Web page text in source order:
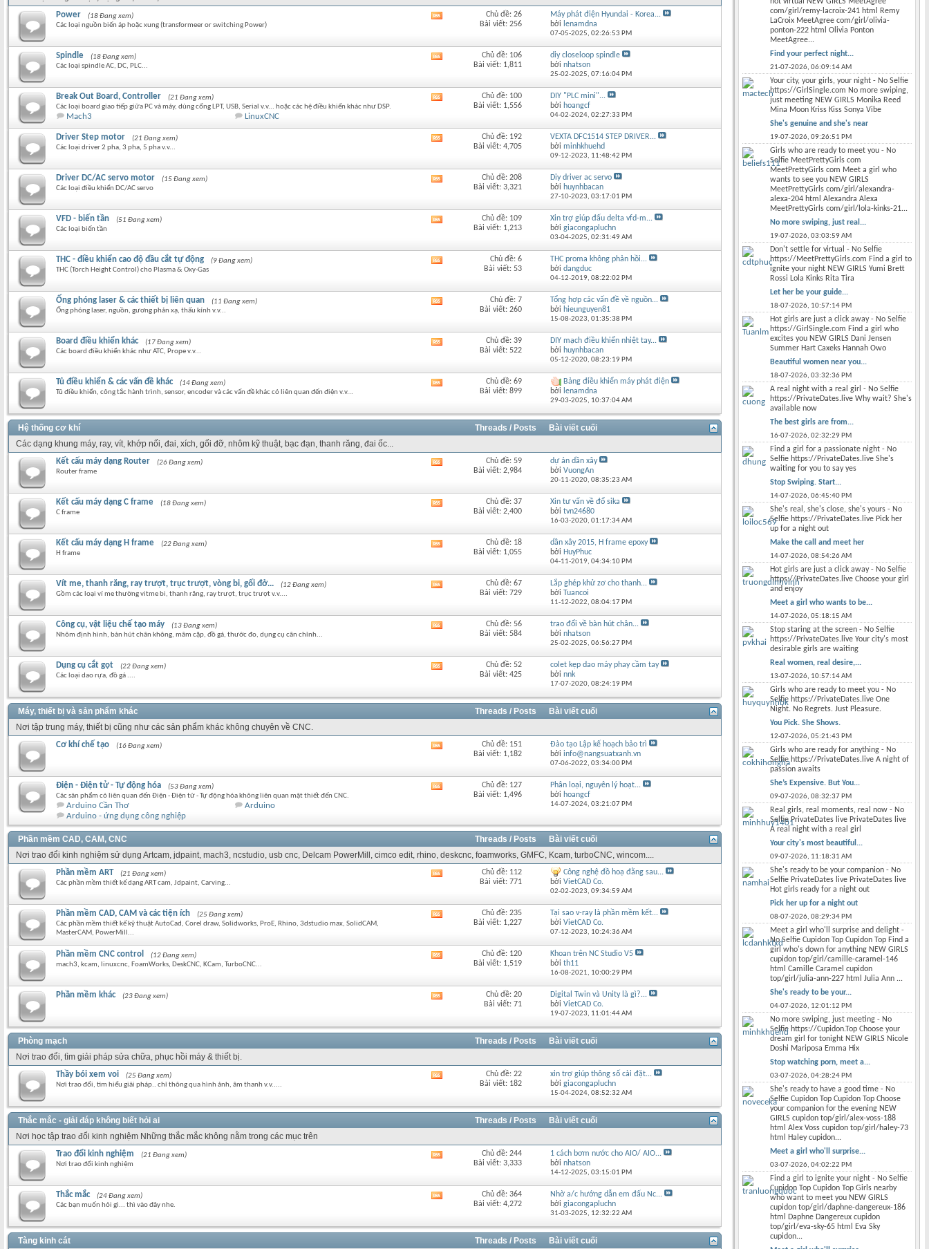
Power
(18 Đang xem)
Các loại nguồn biến áp hoặc xung (transformeer or switching Power)
diễn
Chủ đề: 26
Bài viết: 256
Máy phát điện Hyundai - Korea...
bởi lenamdna
07-05-2025, 02:26:53 PM
Spindle
(18 Đang xem)
Các loại spindle AC, DC, PLC...
diễn
Chủ đề: 106
Bài viết: 1,811
diy closeloop spindle
bởi nhatson
25-02-2025, 07:16:04 PM
Break Out Board, Controller
(21 Đang xem)
Các loại board giao tiếp giữa PC và máy, dùng cổng LPT, USB, Serial v.v... hoặc các hệ điều khiển khác như DSP.
Mach3 LinuxCNC
diễn
Chủ đề: 100
Bài viết: 1,556
DIY "PLC mini"...
bởi hoangcf
04-02-2024, 02:27:33 PM
Driver Step motor
(21 Đang xem)
Các loại driver 2 pha, 3 pha, 5 pha v.v...
diễn
Chủ đề: 192
Bài viết: 4,705
VEXTA DFC1514 STEP DRIVER...
bởi minhkhuehd
09-12-2023, 11:48:42 PM
Driver DC/AC servo motor
(15 Đang xem)
Các loại điều khiển DC/AC servo
diễn
Chủ đề: 208
Bài viết: 3,321
Diy driver ac servo
bởi huynhbacan
27-10-2023, 03:17:01 PM
VFD - biến tần
(51 Đang xem)
Các loại biến tần
diễn
Chủ đề: 109
Bài viết: 1,213
Xin trợ giúp đấu delta vfd-m...
bởi giacongapluchn
03-04-2025, 02:31:49 AM
THC - điều khiển cao độ đầu cắt tự động
(9 Đang xem)
THC (Torch Height Control) cho Plasma & Oxy-Gas
diễn
Chủ đề: 6
Bài viết: 53
THC proma không phản hồi...
bởi dangduc
04-12-2019, 08:22:02 PM
Ống phóng laser & các thiết bị liên quan
(11 Đang xem)
Ống phóng laser, nguồn, gương phản xạ, thấu kính v.v...
diễn
Chủ đề: 7
Bài viết: 260
Tổng hợp các vấn đề về nguồn...
bởi hieunguyen81
15-08-2023, 01:35:38 PM
Board điều khiển khác
(17 Đang xem)
Các board điều khiển khác như ATC, Prope v.v...
diễn
Chủ đề: 39
Bài viết: 522
DIY mạch điều khiển nhiệt tay...
bởi huynhbacan
05-12-2020, 08:23:19 PM
Tủ điều khiển & các vấn đề khác
(14 Đang xem)
Tủ điều khiển, công tắc hành trình, sensor, encoder và các vấn đề khác có liên quan đến điện v.v...
diễn
này
Chủ đề: 69
Bài viết: 899
Bảng điều khiển máy phát điện
bởi lenamdna
29-03-2025, 10:37:04 AM
Hệ thống cơ khí Threads / Posts
Bài viết cuối
Các dạng khung máy, ray, vít, khớp nối, đai, xích, gối đỡ, nhôm kỹ thuật, bạc đạn, thanh răng, đai ốc...
Kết cấu máy dạng Router
(26 Đang xem)
Router frame
diễn
Chủ đề: 59
Bài viết: 2,984
dự án dần xây
bởi VuongAn
20-11-2020, 08:35:23 AM
Kết cấu máy dạng C frame
(18 Đang xem)
C frame
diễn
Chủ đề: 37
Bài viết: 2,400
Xin tư vấn về đổ sika
bởi tvn24680
16-03-2020, 01:17:34 AM
Kết cấu máy dạng H frame
(22 Đang xem)
H frame
diễn
Chủ đề: 18
Bài viết: 1,055
dần xây 2015, H frame epoxy
bởi HuyPhuc
04-11-2019, 04:34:10 PM
Vít me, thanh răng, ray trượt, trục trượt, vòng bi, gối đở...
(12 Đang xem)
Gồm các loại ví me thường vitme bi, thanh răng, ray trượt, trục trượt v.v....
diễn
Chủ đề: 67
Bài viết: 729
Lắp ghép khử zơ cho thanh...
bởi Tuancoi
11-12-2022, 08:04:17 PM
Công cụ, vật liệu chế tạo máy
(13 Đang xem)
Nhôm định hình, bàn hút chân không, mâm cặp, đồ gá, thước đo, dụng cụ cân chỉnh...
diễn
Chủ đề: 56
Bài viết: 584
trao đổi về bàn hút chân...
bởi nhatson
25-02-2025, 06:56:27 PM
Dụng cụ cắt gọt
(22 Đang xem)
Các loại dao rựa, đồ gá ....
diễn
này
Chủ đề: 52
Bài viết: 425
colet kẹp dao máy phay cầm tay
bởi nnk
17-07-2020, 08:24:19 PM
Máy, thiết bị và sản phẩm khác Threads / Posts
Bài viết cuối
Nơi tập trung máy, thiết bị cũng như các sản phẩm khác không chuyên về CNC.
Cơ khí chế tạo (16 Đang xem)
diễn
Chủ đề: 151
Bài viết: 1,182
Đào tạo Lập kế hoạch bảo trì
bởi info@nangsuatxanh.vn
07-06-2022, 03:34:00 PM
Điện - Điện tử - Tự động hóa
(53 Đang xem)
Các sản phẩm có liên quan đến Điện - Điện tử - Tự động hóa không liên quan mật thiết đến CNC.
Arduino Cần Thơ
Arduino
Arduino - ứng dụng công nghiệp
đàn
Chủ đề: 127
Bài viết: 1,496
Phân loại, nguyên lý hoạt...
bởi hoangcf
14-07-2024, 03:21:07 PM
Phần mềm CAD, CAM, CNC Threads / Posts
Bài viết cuối
Nơi trao đổi kinh nghiệm sử dụng Artcam, jdpaint, mach3, ncstudio, usb cnc, Delcam PowerMill, cimco edit, rhino, deskcnc, foamworks, GMFC, Kcam, turboCNC, wincom....
Phần mềm ART
(21 Đang xem)
Các phần mềm thiết kế dạng ART cam, Jdpaint, Carving...
diễn
Chủ đề: 112
Bài viết: 771
Công nghệ đồ hoạ đằng sau...
bởi VietCAD Co.
02-02-2023, 09:34:59 AM
Phần mềm CAD, CAM và các tiện ích
(25 Đang xem)
Các phần mềm thiết kế kỹ thuật AutoCad, Corel draw, Solidworks, ProE, Rhino, 3dstudio max, SolidCAM,
MasterCAM, PowerMill...
diễn
Chủ đề: 235
Bài viết: 1,227
Tại sao v-ray là phần mềm kết...
bởi VietCAD Co.
07-12-2023, 10:24:36 AM
Phần mềm CNC control
(12 Đang xem)
mach3, kcam, linuxcnc, FoamWorks, DeskCNC, KCam, TurboCNC...
diễn
Chủ đề: 120
Bài viết: 1,519
Khoan trên NC Studio V5
bởi th11
16-08-2021, 10:00:29 PM
Phần mềm khác (23 Đang xem)
diễn
này
Chủ đề: 20
Bài viết: 71
Digital Twin và Unity là gì?...
bởi VietCAD Co.
19-07-2023, 11:01:44 AM
Phòng mạch Threads / Posts
Bài viết cuối
Nơi trao đổi, tìm giải pháp sửa chữa, phục hồi máy & thiết bị.
Thầy bói xem voi
(25 Đang xem)
Nơi trao đổi, tìm hiểu giải pháp.. chỉ thông qua hình ảnh, âm thanh v.v.....
diễn
này
Chủ đề: 22
Bài viết: 182
xin trợ giúp thông số cài đặt...
bởi giacongapluchn
15-04-2024, 08:52:32 AM
Thắc mắc - giải đáp không biết hỏi ai Threads / Posts
Bài viết cuối
Nơi học tập trao đổi kinh nghiệm Những thắc mắc không nằm trong các mục trên
Trao đổi kinh nghiệm
(21 Đang xem)
Nơi trao đổi kinh nghiệm
diễn
Chủ đề: 244
Bài viết: 3,333
1 cách bơm nước cho AIO/ AIO...
bởi nhatson
14-12-2025, 03:15:01 PM
Thắc mắc
(24 Đang xem)
Các bạn muốn hỏi gì... thì vào đây nhe.
diễn
Chủ đề: 364
Bài viết: 4,272
Nhờ a/c hướng dẫn em đấu Nc...
bởi giacongapluchn
31-03-2025, 12:32:22 AM
Tàng kinh cát Threads / Posts Bài viết cuối
com/girl/remy-lacroix-241 html Remy
LaCroix MeetAgree com/girl/olivia-
ponton-222 html Olivia Ponton
MeetAgree...
Find your perfect night...
21-07-2026, 06:09:14 AM
Your city, your girls, your night - No Selfie
https://GirlSingle.com No more swiping,
just meeting NEW GIRLS Monika Reed
Mina Moon Kriss Kiss Sonya Vibe
She's genuine and she's near
19-07-2026, 09:26:51 PM
Girls who are ready to meet you - No
Selfie MeetPrettyGirls com
MeetPrettyGirls com Meet a girl who
wants to see you NEW GIRLS
MeetPrettyGirls com/girl/alexandra-
alexa-204 html Alexandra Alexa
MeetPrettyGirls com/girl/lola-kinks-21...
No more swiping, just real...
19-07-2026, 03:03:59 AM
Don't settle for virtual - No Selfie
https://MeetPrettyGirls.com Find a girl to
ignite your night NEW GIRLS Yumi Brett
Rossi Lola Kinks Rita Tira
Let her be your guide...
18-07-2026, 10:57:14 PM
Hot girls are just a click away - No Selfie
https://GirlSingle.com Find a girl who
excites you NEW GIRLS Dani Jensen
Summer Hart Caxeks Hannah Owo
Beautiful women near you...
18-07-2026, 03:32:36 PM
A real night with a real girl - No Selfie
https://PrivateDates.live Why wait? She's
available now
The best girls are from...
16-07-2026, 02:32:29 PM
Find a girl for a passionate night - No
Selfie https://PrivateDates.live She's
waiting for you to say yes
Stop Swiping. Start...
14-07-2026, 06:45:40 PM
She's real, she's close, she's yours - No
Selfie https://PrivateDates.live Pick her
up for a night out
Make the call and meet her
14-07-2026, 08:54:26 AM
Hot girls are just a click away - No Selfie
https://PrivateDates.live Choose your girl
and enjoy
Meet a girl who wants to be...
14-07-2026, 05:18:15 AM
Stop staring at the screen - No Selfie
https://PrivateDates.live Your city's most
desirable girls are waiting
Real women, real desire,...
13-07-2026, 10:57:14 AM
Girls who are ready to meet you - No
Selfie https://PrivateDates.live One
Night. No Regrets. Just Pleasure.
You Pick. She Shows.
12-07-2026, 05:21:43 PM
Girls who are ready for anything - No
Selfie https://PrivateDates.live A night of
passion awaits
She’s Expensive. But You...
09-07-2026, 08:32:37 PM
Real girls, real moments, real now - No
Selfie PrivateDates live PrivateDates live
A real night with a real girl
Your city's most beautiful...
09-07-2026, 11:18:31 AM
She's ready to be your companion - No
Selfie PrivateDates live PrivateDates live
Hot girls ready for a night out
Pick her up for a night out
08-07-2026, 08:29:34 PM
Meet a girl who'll surprise and delight -
No Selfie Cupidon Top Cupidon Top Find a
girl who's down for anything NEW GIRLS
cupidon top/girl/camille-caramel-146
html Camille Caramel cupidon
top/girl/julia-ann-227 html Julia Ann ...
She's ready to be your...
04-07-2026, 12:01:12 PM
No more swiping, just meeting - No
Selfie https://Cupidon.Top Choose your
dream girl for tonight NEW GIRLS Nicole
Doshi Mariposa Emma Hix
Stop watching porn, meet a...
03-07-2026, 04:28:24 PM
She's ready to have a good time - No
Selfie Cupidon Top Cupidon Top Choose
your companion for the evening NEW
GIRLS cupidon top/girl/alex-voss-188
html Alex Voss cupidon top/girl/haley-73
html Haley cupidon...
Meet a girl who'll surprise...
03-07-2026, 04:02:22 PM
Find a girl to ignite your night - No Selfie
Cupidon Top Cupidon Top Girls nearby
who want to meet you NEW GIRLS
cupidon top/girl/daphne-dangereux-186
html Daphne Dangereux cupidon
top/girl/eva-sky-65 html Eva Sky
cupidon...